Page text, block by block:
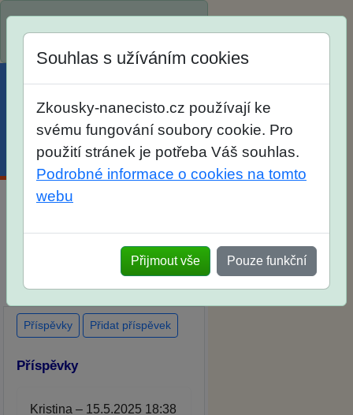
Menu Účet Košík
po skutečných přijímacích
zkouškách
Souhlas s užíváním cookies
Zkousky-nanecisto.cz používají ke
svému fungování soubory cookie. Pro
použití stránek je potřeba Váš souhlas.
Podrobné informace o cookies na tomto
webu
Přijmout vše Pouze funkční
Příspěvky Přidat příspěvek
Příspěvky
Kristina – 15.5.2025 18:38